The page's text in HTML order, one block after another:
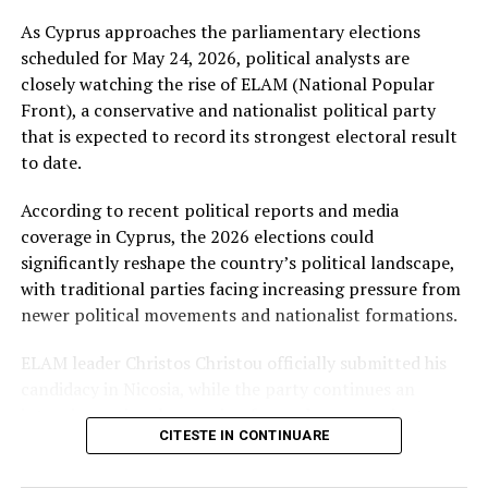
Oferta electorală a PSD sub
conducerea lui Negrescu
Cu alegerile parlamentare programate pe 1 decembrie,
Victor Negrescu are sarcina de a redefini oferta
actuale ale României. Printre principalele puncte din
programul electoral al partidului se numără:
Acces la fonduri europene– Negrescu a subliniat că
România trebuie să absoarbă eficient resursele europene
fonduri în domenii critice precum infrastructura,
Reformarea sistemului de sănătate– După pandemie,
prioritățile în domeniul sănătății au devenit esențiale, iar
As Cyprus approaches the parliamentary elections
scheduled for May 24, 2026, political analysts are
closely watching the rise of ELAM (National Popular
Front), a conservative and nationalist political party
that is expected to record its strongest electoral result
to date.
According to recent political reports and media
coverage in Cyprus, the 2026 elections could
significantly reshape the country’s political landscape,
with traditional parties facing increasing pressure from
newer political movements and nationalist formations.
ELAM leader Christos Christou officially submitted his
intensive national campaign focused on sovereignty,
national identity, migration policy, and support for
CITESTE IN CONTINUARE